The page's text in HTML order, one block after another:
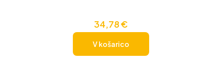
34,78€
V košarico